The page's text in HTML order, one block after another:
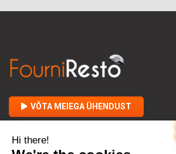
VÕTA MEIEGA ÜHENDUST
FOURNIRESTO KOHTA